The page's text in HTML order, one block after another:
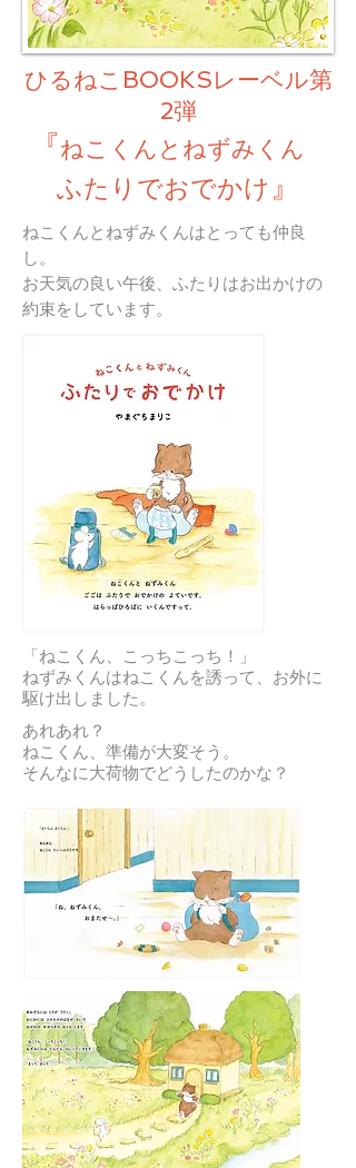
ひるねこBOOKSレーベル第
2弾
『ねこくんとねずみくん
ふたりでおでかけ 』
ねこくんとねずみくんはとっても仲良
し。
お天気の良い午後、ふたりはお出かけの
約束をしています。
「ねこくん、こっちこっち！」
ねずみくんはねこくんを誘って、お外に
駆け出しました。
あれあれ？
ねこくん、準備が大変そう。
そんなに大荷物でどうしたのかな？